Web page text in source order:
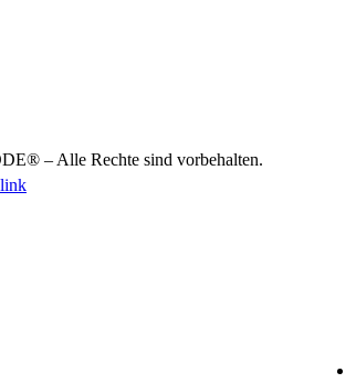
– Alle Rech­te sind vor­be­hal­ten.